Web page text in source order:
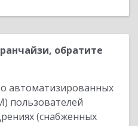
обратите
автоматизированных
пользователей
(снабженных